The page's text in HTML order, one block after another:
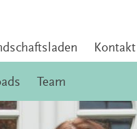
Kontakt
Team